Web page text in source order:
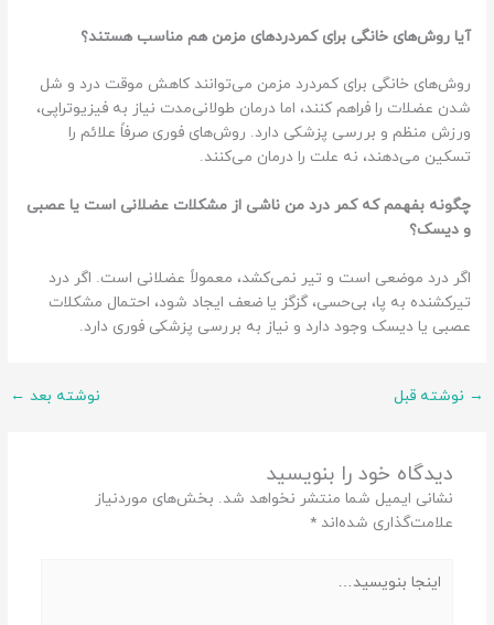
آیا روش‌های خانگی برای کمردردهای مزمن هم مناسب هستند؟
روش‌های خانگی برای کمردرد مزمن می‌توانند کاهش موقت درد و شل
شدن عضلات را فراهم کنند، اما درمان طولانی‌مدت نیاز به فیزیوتراپی،
ورزش منظم و بررسی پزشکی دارد. روش‌های فوری صرفاً علائم را
تسکین می‌دهند، نه علت را درمان می‌کنند.
چگونه بفهمم که کمر درد من ناشی از مشکلات عضلانی است یا عصبی
و دیسک؟
اگر درد موضعی است و تیر نمی‌کشد، معمولاً عضلانی است. اگر درد
تیرکشنده به پا، بی‌حسی، گزگز یا ضعف ایجاد شود، احتمال مشکلات
عصبی یا دیسک وجود دارد و نیاز به بررسی پزشکی فوری دارد.
→ نوشته قبل نوشته بعد ←
دیدگاه‌ خود را بنویسید
نشانی ایمیل شما منتشر نخواهد شد. بخش‌های موردنیاز
علامت‌گذاری شده‌اند *
بنویسید…